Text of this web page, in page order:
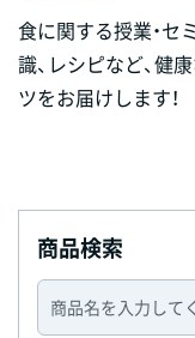
食に関する授業・セ
識、レシピなど、健
ツをお届けします！
商品検索